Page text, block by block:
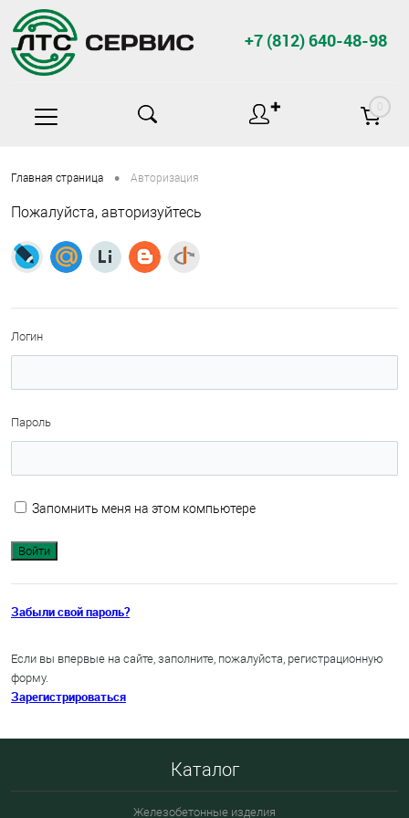
+7 (812) 640-48-98
✚ 0
Главная страница • Авторизация
Пожалуйста, авторизуйтесь
Логин
Пароль
Запомнить меня на этом компьютере
Забыли свой пароль?
Если вы впервые на сайте, заполните, пожалуйста, регистрационную
форму.
Зарегистрироваться
Каталог
Железобетонные изделия